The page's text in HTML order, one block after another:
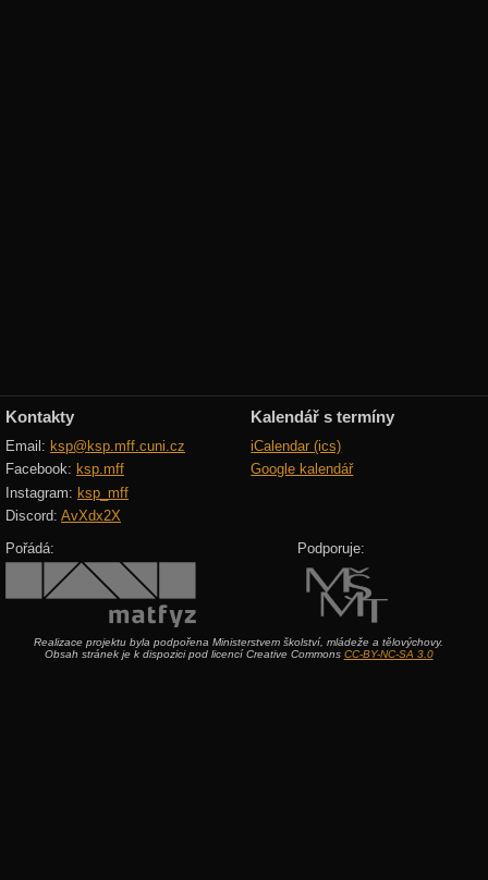
Kontakty
Email: ksp@ksp.mff.cuni.cz
Facebook: ksp.mff
Instagram: ksp_mff
Discord: AvXdx2X
Kalendář s termíny
iCalendar (ics)
Google kalendář
Pořádá: Podporuje:
Realizace projektu byla podpořena Ministerstvem školství, mládeže a tělovýchovy.
Obsah stránek je k dispozici pod licencí Creative Commons CC-BY-NC-SA 3.0